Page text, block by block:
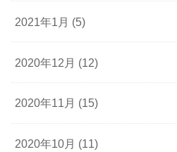
2021年1月 (5)
2020年12月 (12)
2020年11月 (15)
2020年10月 (11)